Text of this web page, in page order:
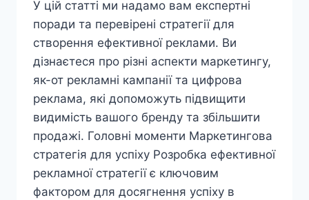
У цій статті ми надамо вам експертні
поради та перевірені стратегії для
створення ефективної реклами. Ви
дізнаєтеся про різні аспекти маркетингу,
як-от рекламні кампанії та цифрова
реклама, які допоможуть підвищити
видимість вашого бренду та збільшити
продажі. Головні моменти Маркетингова
стратегія для успіху Розробка ефективної
рекламної стратегії є ключовим
фактором для досягнення успіху в